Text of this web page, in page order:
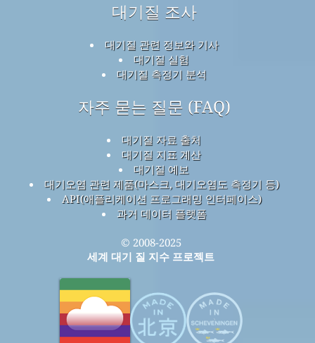
대기질 조사
대기질 관련 정보와 기사
대기질 실험
대기질 측정기 분석
자주 묻는 질문 (FAQ)
대기질 자료 출처
대기질 지표 계산
대기질 예보
대기오염 관련 제품(마스크, 대기오염도 측정기 등)
API(애플리케이션 프로그래밍 인터페이스)
과거 데이터 플랫폼
© 2008-2025
세계 대기 질 지수 프로젝트